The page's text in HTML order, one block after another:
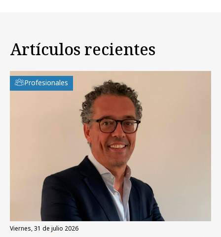
Artículos recientes
Profesionales
viernes, 31 de julio 2026